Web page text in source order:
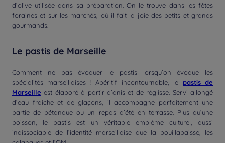
d’olive utilisée dans sa préparation. On le trouve dans les fêtes
foraines et sur les marchés, où il fait la joie des petits et grands
gourmands.
Le pastis de Marseille
Comment ne pas évoquer le pastis lorsqu’on évoque les
spécialités marseillaises ! Apéritif incontournable, le pastis de
Marseille est élaboré à partir d’anis et de réglisse. Servi allongé
d’eau fraîche et de glaçons, il accompagne parfaitement une
partie de pétanque ou un repas d’été en terrasse. Plus qu’une
boisson, le pastis est un véritable emblème culturel, aussi
indissociable de l’identité marseillaise que la bouillabaisse, les